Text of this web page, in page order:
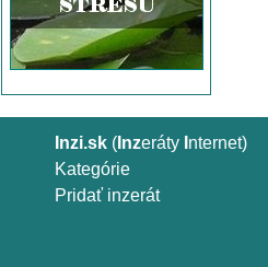
Inzi.sk ( Inzeráty nternet)
Kategórie
Pridať inzerát